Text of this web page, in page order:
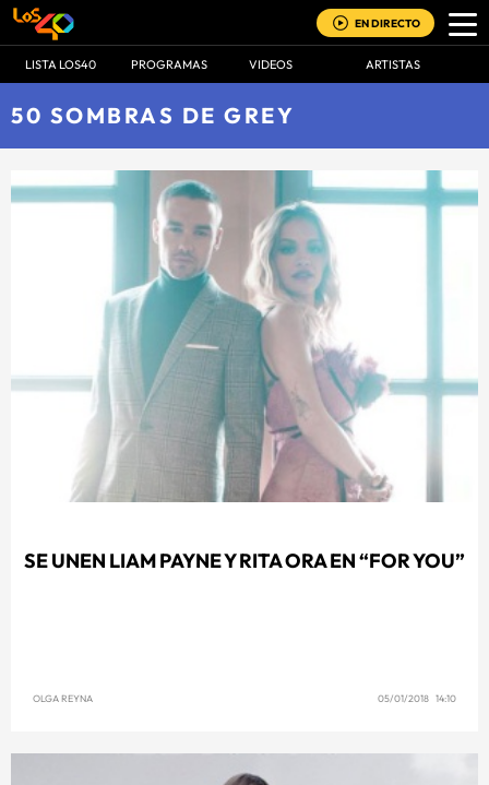
EN DIRECTO
LISTA LOS40 PROGRAMAS VIDEOS ARTISTAS
50 SOMBRAS DE GREY
SE UNEN LIAM PAYNE Y RITA ORA EN “FOR YOU”
OLGA REYNA 05/01/2018 14:10